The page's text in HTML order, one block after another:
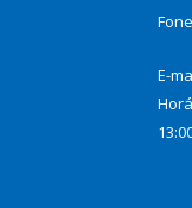
E-